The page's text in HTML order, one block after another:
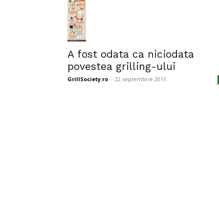
A fost odata ca niciodata
povestea grilling-ului
GrillSociety.ro - 22 septembrie 2011